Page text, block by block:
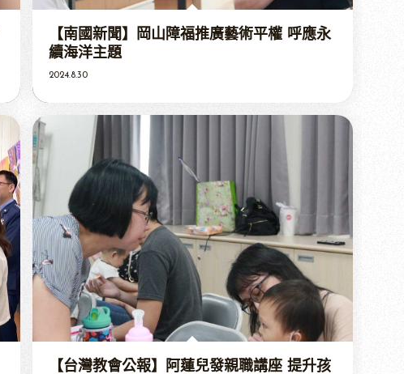
【南國新聞】岡山障福推廣藝術平權 呼應永
續海洋主題
2024.8.30
【台灣教會公報】阿蓮兒發親職講座 提升孩